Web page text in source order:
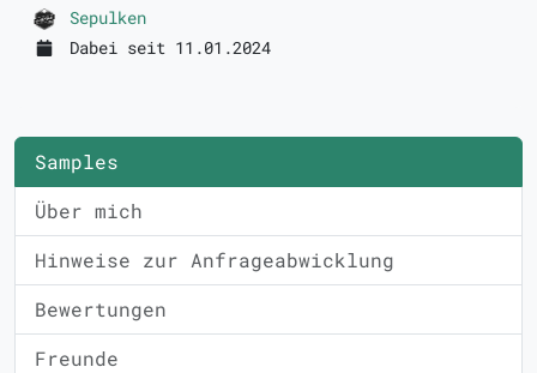
Sepulken
Dabei seit 11.01.2024
Samples
Über mich
Hinweise zur Anfrageabwicklung
Bewertungen
Freunde